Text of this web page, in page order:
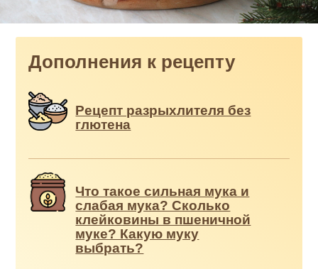
Дополнения к рецепту
Рецепт разрыхлителя без
глютена
Что такое сильная мука и
слабая мука? Сколько
клейковины в пшеничной
муке? Какую муку
выбрать?